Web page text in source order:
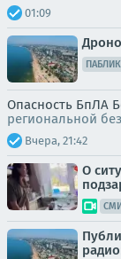
01:09
Опасность БпЛА
региональной
Вчера, 21:42
О